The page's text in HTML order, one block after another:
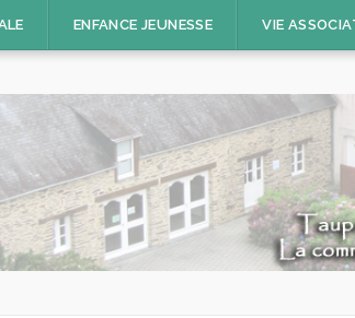
ENFANCE JEUNESSE VIE